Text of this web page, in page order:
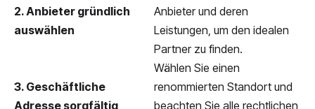
2. Anbieter gründlich
auswählen
Anbieter und deren
Leistungen, um den idealen
Partner zu finden.
3. Geschäftliche
Adresse sorgfältig
Wählen Sie einen
renommierten Standort und
beachten Sie alle rechtlichen